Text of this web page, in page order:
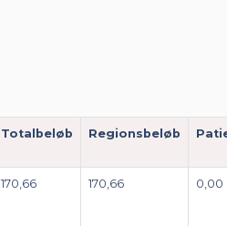
Totalbeløb Regionsbeløb
170,66 170,66 0,00